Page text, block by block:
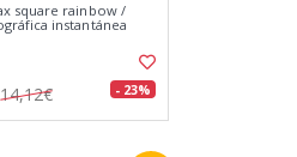
square rainbow /
instantánea
14,12€ - 23%